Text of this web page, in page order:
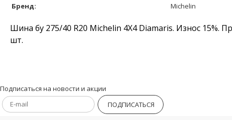
Бренд:
Michelin
Шина бу 275/40 R20 Michelin 4X4 Diamaris. Износ 15%.
шт.
Подписаться на новости и акции
ПОДПИСАТЬСЯ